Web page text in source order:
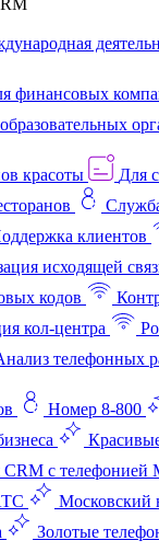
финансовых
красоты Для
клиентов
исходящей
кодов
кол-центра
телефонных
Номер 8-800
CRM с
Московский
Золотые